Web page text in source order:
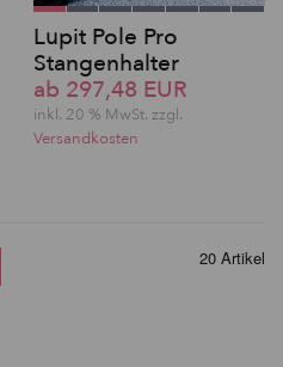
Lupit Pole Pro
Stangenhalter
ab 297,48 EUR
inkl. 20 % MwSt. zzgl.
Versandkosten
20 Artikel